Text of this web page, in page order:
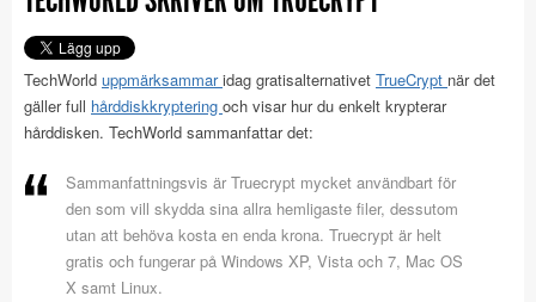
TechWorld uppmärksammaridag gratisalternativet TrueCrypt när det
gäller full hårddiskkryptering och visar hur du enkelt krypterar
hårddisken. TechWorld sammanfattar det:
Sammanfattningsvis är Truecrypt mycket användbart för
den som vill skydda sina allra hemligaste filer, dessutom
utan att behöva kosta en enda krona. Truecrypt är helt
gratis och fungerar på Windows XP, Vista och 7, Mac OS
X samt Linux.